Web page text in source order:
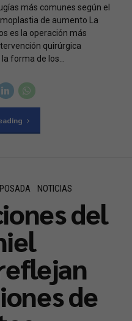
más comunes según el
de aumento La
es la operación más
quirúrgica
forma de los...
NOTICIAS
del
de